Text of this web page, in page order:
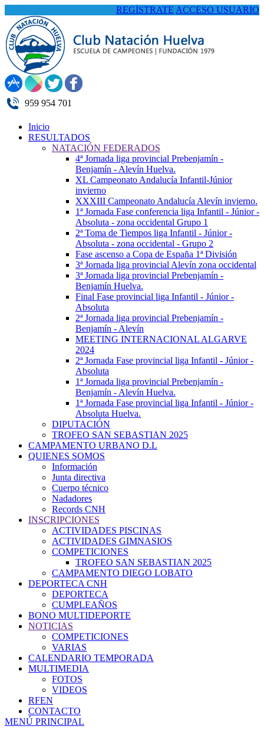
REGÍSTRATE ACCESO USUARIO
959 954 701
Inicio
RESULTADOS
NATACIÓN FEDERADOS
4ª Jornada liga provincial Prebenjamín -
Benjamín - Alevín Huelva.
XL Campeonato Andalucía Infantil-Júnior
invierno
XXXIII Campeonato Andalucía Alevín invierno.
1ª Jornada Fase conferencia liga Infantil - Júnior -
Absoluta - zona occidental Grupo 1
2ª Toma de Tiempos liga Infantil - Júnior -
Absoluta - zona occidental - Grupo 2
Fase ascenso a Copa de España 1ª División
3ª Jornada liga provincial Alevín zona occidental
3ª Jornada liga provincial Prebenjamín -
Benjamín Huelva.
Final Fase provincial liga Infantil - Júnior -
Absoluta
2ª Jornada liga provincial Prebenjamín -
Benjamín - Alevín
MEETING INTERNACIONAL ALGARVE
2024
2ª Jornada Fase provincial liga Infantil - Júnior -
Absoluta
1ª Jornada liga provincial Prebenjamín -
Benjamín - Alevín Huelva.
1ª Jornada Fase provincial liga Infantil - Júnior -
Absoluta Huelva.
DIPUTACIÓN
TROFEO SAN SEBASTIAN 2025
CAMPAMENTO URBANO D.L
QUIENES SOMOS
Información
Junta directiva
Cuerpo técnico
Nadadores
Records CNH
INSCRIPCIONES
ACTIVIDADES PISCINAS
ACTIVIDADES GIMNASIOS
COMPETICIONES
TROFEO SAN SEBASTIAN 2025
CAMPAMENTO DIEGO LOBATO
DEPORTECA CNH
DEPORTECA
CUMPLEAÑOS
BONO MULTIDEPORTE
NOTICIAS
COMPETICIONES
VARIAS
CALENDARIO TEMPORADA
MULTIMEDIA
FOTOS
VIDEOS
RFEN
CONTACTO
MENÚ PRINCIPAL